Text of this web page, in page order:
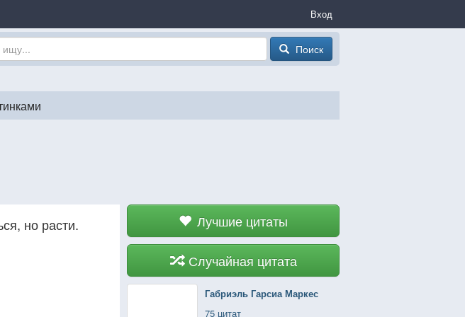
Вход
Поиск
Лучшие цитаты
Случайная цитата
Габриэль Гарсиа Маркес
75 цитат
но расти.